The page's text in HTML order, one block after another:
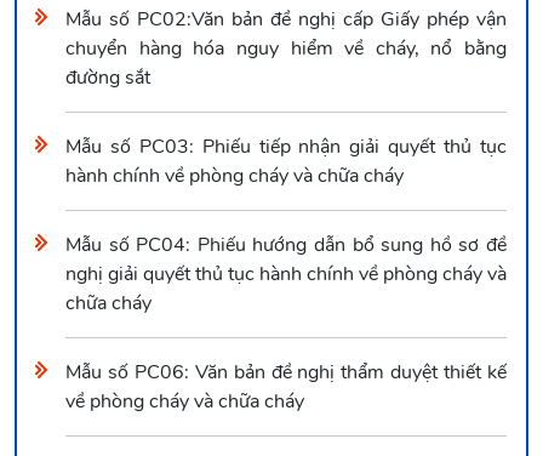
Mẫu số PC02:Văn bản đề nghị cấp Giấy phép vận
chuyển hàng hóa nguy hiểm về cháy, nổ bằng
đường sắt
Mẫu số PC03: Phiếu tiếp nhận giải quyết thủ tục
hành chính về phòng cháy và chữa cháy
Mẫu số PC04: Phiếu hướng dẫn bổ sung hồ sơ đề
nghị giải quyết thủ tục hành chính về phòng cháy và
chữa cháy
Mẫu số PC06: Văn bản đề nghị thẩm duyệt thiết kế
về phòng cháy và chữa cháy